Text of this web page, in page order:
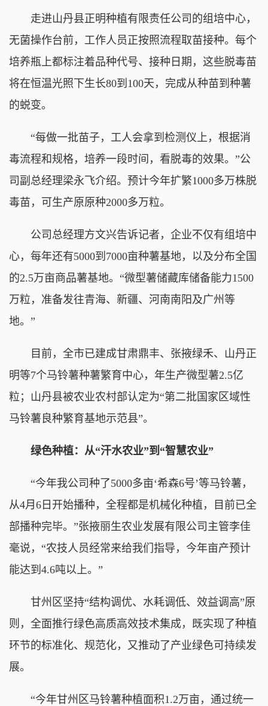
走进山丹县正明种植有限责任公司的组培中心，
无菌操作台前，工作人员正按照流程取苗接种。每个
培养瓶上都标注着品种代号、接种日期，这些脱毒苗
将在恒温光照下生长80到100天，完成从种苗到种薯
的蜕变。
“每做一批苗子，工人会拿到检测仪上，根据消
毒流程和规格，培养一段时间，看脱毒的效果。”公
司副总经理梁永飞介绍。预计今年扩繁1000多万株脱
毒苗，可生产原原种2000多万粒。
公司总经理方文兴告诉记者，企业不仅有组培中
心，每年还有5000到7000亩种薯基地，以及分布全国
的2.5万亩商品薯基地。“微型薯储藏库储备能力1500
万粒，准备发往青海、新疆、河南南阳及广州等
地。”
目前，全市已建成甘肃鼎丰、张掖绿禾、山丹正
明等7个马铃薯种薯繁育中心，年生产微型薯2.5亿
粒；山丹县被农业农村部认定为“第二批国家区域性
马铃薯良种繁育基地示范县”。
绿色种植：从“汗水农业”到“智慧农业”
“今年我公司种了5000多亩‘希森6号’等马铃薯，
从4月6日开始播种，全程都是机械化种植，目前已全
部播种完毕。”张掖丽生农业发展有限公司主管李佳
毫说，“农技人员经常来给我们指导，今年亩产预计
能达到4.6吨以上。”
甘州区坚持“结构调优、水耗调低、效益调高”原
则，全面推行绿色高质高效技术集成，既实现了种植
环节的标准化、规范化，又推动了产业绿色可持续发
展。
“今年甘州区马铃薯种植面积1.2万亩，通过统一